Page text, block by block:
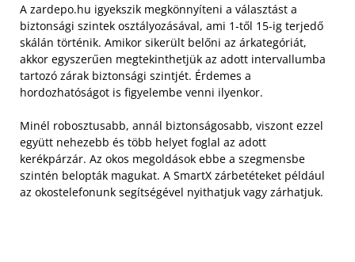
A zardepo.hu igyekszik megkönnyíteni a választást a
biztonsági szintek osztályozásával, ami 1-től 15-ig terjedő
skálán történik. Amikor sikerült belőni az árkategóriát,
akkor egyszerűen megtekinthetjük az adott intervallumba
tartozó zárak biztonsági szintjét. Érdemes a
hordozhatóságot is figyelembe venni ilyenkor.
Minél robosztusabb, annál biztonságosabb, viszont ezzel
együtt nehezebb és több helyet foglal az adott
kerékpárzár. Az okos megoldások ebbe a szegmensbe
szintén belopták magukat. A SmartX zárbetéteket például
az okostelefonunk segítségével nyithatjuk vagy zárhatjuk.